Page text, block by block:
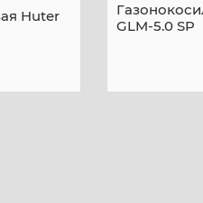
Huter
GLM-5.0 SP